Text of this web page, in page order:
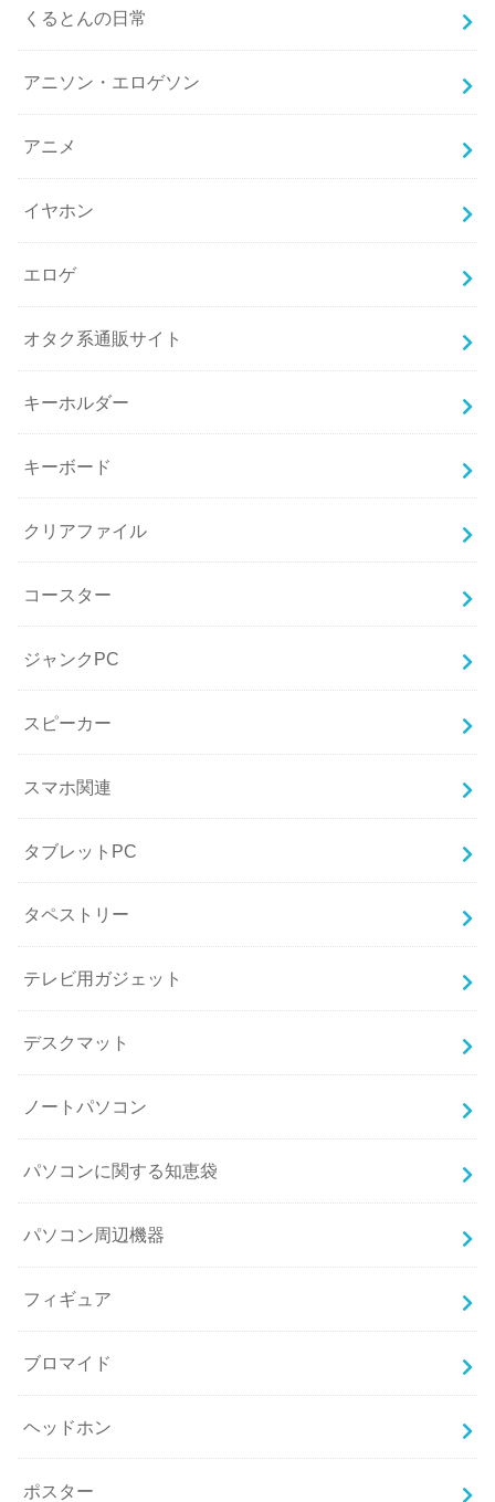
くるとんの日常
アニソン・エロゲソン
アニメ
イヤホン
エロゲ
オタク系通販サイト
キーホルダー
キーボード
クリアファイル
コースター
ジャンクPC
スピーカー
スマホ関連
タブレットPC
タペストリー
テレビ用ガジェット
デスクマット
ノートパソコン
パソコンに関する知恵袋
パソコン周辺機器
フィギュア
ブロマイド
ヘッドホン
ポスター